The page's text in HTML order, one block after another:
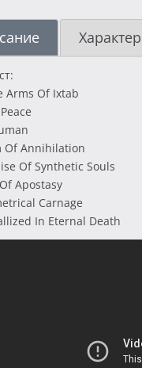
Arms Of Ixtab
Of Annihilation
Of Synthetic Souls
Apostasy
Carnage
In Eternal Death